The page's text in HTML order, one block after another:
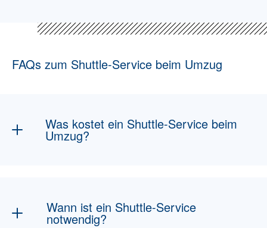
FAQs zum Shuttle-Service beim Umzug
Was kostet ein Shuttle-Service beim
Umzug?
Angebot.
Wann ist ein Shuttle-Service
notwendig?